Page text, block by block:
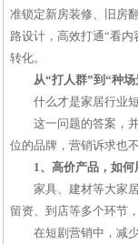
准锁定新房装修、旧房
路设计，高效打通“看
转化。
从“打人群”到“种
什么才是家居行业
这一问题的答案，
位的品牌，营销诉求也不
1、高价产品，如
家具、建材等大家
留资、到店等多个环节
在短剧营销中，减